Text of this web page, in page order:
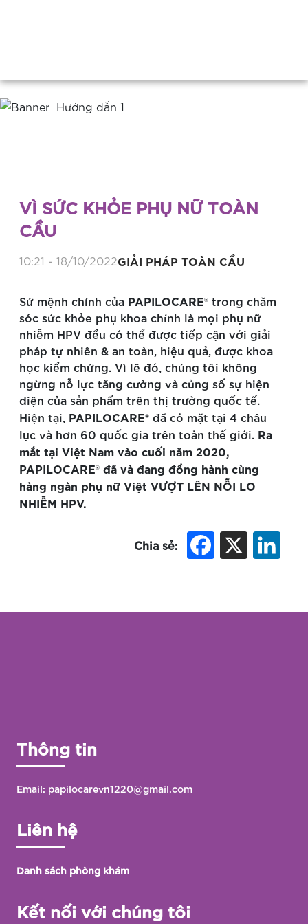
VÌ SỨC KHỎE PHỤ NỮ TOÀN
CẦU
10:21 - 18/10/2022GIẢI PHÁP TOÀN CẦU
Sứ mệnh chính của PAPILOCARE® trong chăm
sóc sức khỏe phụ khoa chính là mọi phụ nữ
nhiễm HPV đều có thể được tiếp cận với giải
pháp tự nhiên & an toàn, hiệu quả, được khoa
học kiểm chứng. Vì lẽ đó, chúng tôi không
ngừng nỗ lực tăng cường và củng số sự hiện
diện của sản phẩm trên thị trường quốc tế.
Hiện tại, PAPILOCARE® đã có mặt tại 4 châu
lục và hơn 60 quốc gia trên toàn thế giới. Ra
mắt tại Việt Nam vào cuối năm 2020,
PAPILOCARE® đã và đang đồng hành cùng
hàng ngàn phụ nữ Việt VƯỢT LÊN NỖI LO
NHIỄM HPV.
Chia sẻ:
Thông tin
Email: papilocarevn1220@gmail.com
Liên hệ
Danh sách phòng khám
Kết nối với chúng tôi